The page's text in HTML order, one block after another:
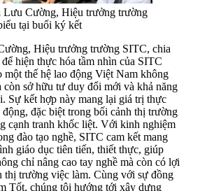
Lưu Cường, Hiệu trưởng trường
tại buổi ký kết
Hiệu trưởng trường SITC, chia
hiện thực hóa tầm nhìn của SITC
một thế hệ lao động Việt Nam không
còn sở hữu tư duy đổi mới và khả năng
Sự kết hợp này mang lại giá trị thực
đặc biệt trong bối cảnh thị trường
cạnh tranh khốc liệt. Với kinh nghiệm
đào tạo nghề, SITC cam kết mang
giáo dục tiên tiến, thiết thực, giúp
chỉ nâng cao tay nghề mà còn có lợi
thị trường việc làm. Cùng với sự đồng
Tốt, chúng tôi hướng tới xây dựng